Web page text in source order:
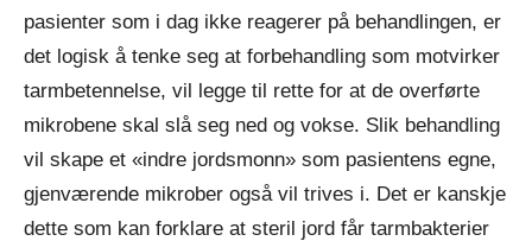
pasienter som i dag ikke reagerer på behandlingen, er
det logisk å tenke seg at forbehandling som motvirker
tarmbetennelse, vil legge til rette for at de overførte
mikrobene skal slå seg ned og vokse. Slik behandling
vil skape et «indre jordsmonn» som pasientens egne,
gjenværende mikrober også vil trives i. Det er kanskje
dette som kan forklare at steril jord får tarmbakterier